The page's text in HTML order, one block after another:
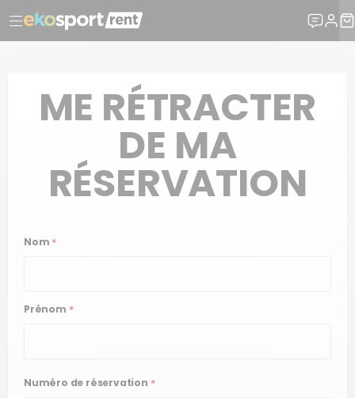
ME RÉTRACTER
DE MA
RÉSERVATION
Nom *
Prénom *
Numéro de réservation *